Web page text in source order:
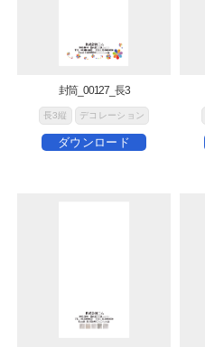
封筒_00127_長3
長3縦 デコレーション
ダウンロード